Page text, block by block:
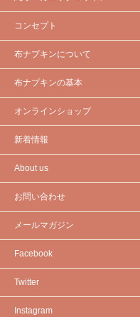
コンセプト
布ナプキンについて
布ナプキンの基本
オンラインショップ
新着情報
About us
お問い合わせ
メールマガジン
Facebook
Twitter
Instagram